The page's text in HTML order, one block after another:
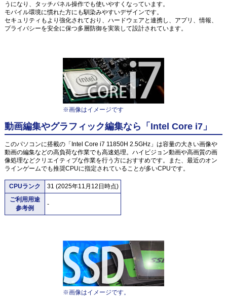
うになり、タッチパネル操作でも使いやすくなっています。
モバイル環境に慣れた方にも馴染みやすいデザインです。
セキュリティもより強化されており、ハードウェアと連携し、アプリ、情報、
プライバシーを安全に保つ多層防御を実装して設計されています。
※画像はイメージです
動画編集やグラフィック編集なら「Intel Core i7」
このパソコンに搭載の「Intel Core i7 11850H 2.5GHz」は容量の大きい画像や
動画の編集などの高負荷な作業でも高速処理。ハイビジョン動画や高画質の画
像処理などクリエイティブな作業を行う方におすすめです。また、最近のオン
ラインゲームでも推奨CPUに指定されていることが多いCPUです。
CPUランク
31 (2025年11月12日時点)
ご利用用途
参考例
-
※画像はイメージです。